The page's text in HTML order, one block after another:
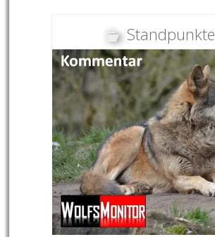
Standpunkte